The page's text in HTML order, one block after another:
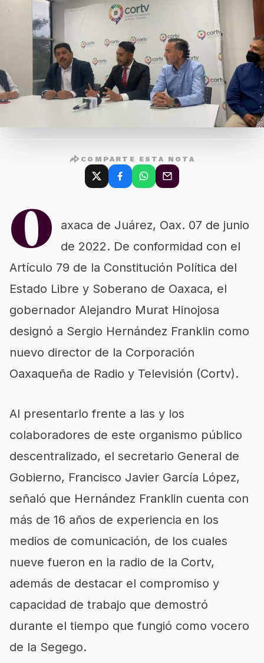
COMPARTE ESTA NOTA
O
axaca de Juárez, Oax. 07 de junio
de 2022. De conformidad con el
Artículo 79 de la Constitución Política del
Estado Libre y Soberano de Oaxaca, el
gobernador Alejandro Murat Hinojosa
designó a Sergio Hernández Franklin como
nuevo director de la Corporación
Oaxaqueña de Radio y Televisión (Cortv).
Al presentarlo frente a las y los
colaboradores de este organismo público
descentralizado, el secretario General de
Gobierno, Francisco Javier García López,
señaló que Hernández Franklin cuenta con
más de 16 años de experiencia en los
medios de comunicación, de los cuales
nueve fueron en la radio de la Cortv,
además de destacar el compromiso y
capacidad de trabajo que demostró
durante el tiempo que fungió como vocero
de la Segego.